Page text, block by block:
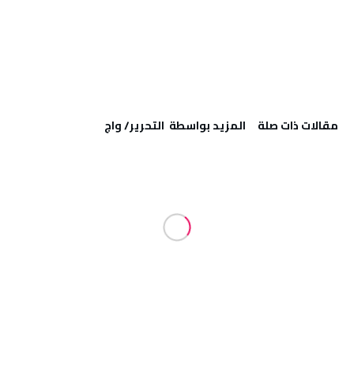
‫مقالات ذات صلة‬ ‫‫المزيد بواسطة‬ ‬ التحرير/ واج